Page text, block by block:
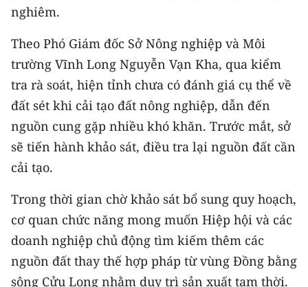
nghiêm.
Theo Phó Giám đốc Sở Nông nghiệp và Môi
trường Vĩnh Long Nguyễn Vạn Kha, qua kiểm
tra rà soát, hiện tỉnh chưa có đánh giá cụ thể về
đất sét khi cải tạo đất nông nghiệp, dẫn đến
nguồn cung gặp nhiều khó khăn. Trước mắt, sở
sẽ tiến hành khảo sát, điều tra lại nguồn đất cần
cải tạo.
Trong thời gian chờ khảo sát bổ sung quy hoạch,
cơ quan chức năng mong muốn Hiệp hội và các
doanh nghiệp chủ động tìm kiếm thêm các
nguồn đất thay thế hợp pháp từ vùng Đồng bằng
sông Cửu Long nhằm duy trì sản xuất tạm thời.